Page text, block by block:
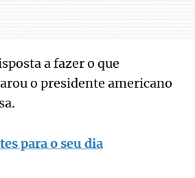
a fazer o que
o presidente americano
para o seu dia